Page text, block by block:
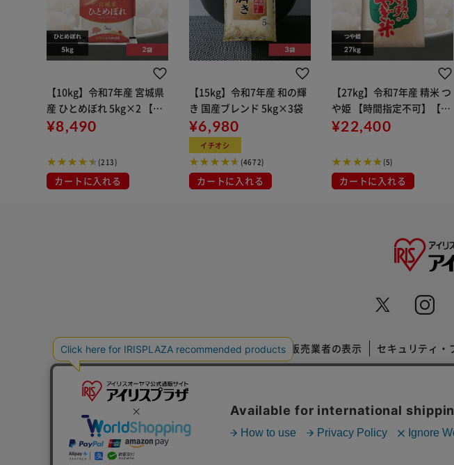
【10kg】令和7年産 宮城県
産 ひとめぼれ 5kg×2 【時
間指定不可】【代引き不
¥8,490
(213)
カートに入れる
【15kg】令和7年産 和の輝
き 国産ブレンド 5kg×3袋
¥6,980
イチオシ
(4672)
カートに入れる
【27kg】令和7年産 精米 つ
や姫 【時間指定不可】【代
引き不可】
¥22,400
(5)
カートに入れる
特定商取引法に基づく通信販売業者の表示 セキュリティ・